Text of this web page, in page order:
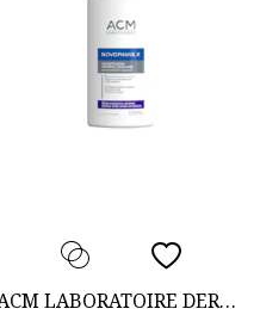
ACM LABORATOIRE DERMATOLOGIQUE